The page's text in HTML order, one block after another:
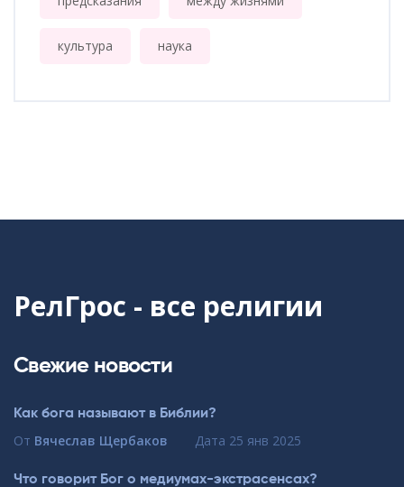
культура наука
РелГрос - все религии
Свежие новости
Как бога называют в Библии?
От Вячеслав Щербаков Дата 25 янв 2025
Что говорит Бог о медиумах-экстрасенсах?